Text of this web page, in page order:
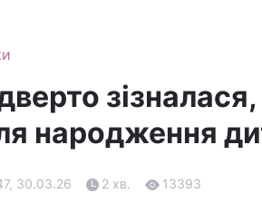
народження
30.03.26 2 хв. 13393